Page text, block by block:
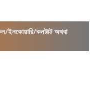
ইনকোয়ারি/কনটাক্ট অথবা